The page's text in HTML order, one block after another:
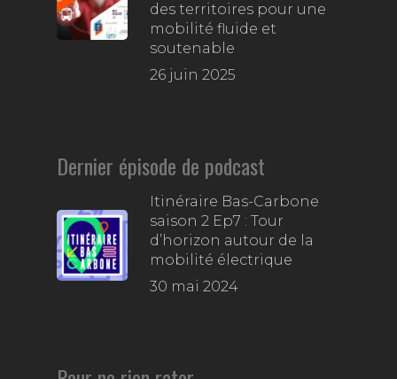
des territoires pour une
mobilité fluide et
soutenable
26 juin 2025
Dernier épisode de podcast
Itinéraire Bas-Carbone
saison 2 Ep7 : Tour
d’horizon autour de la
mobilité électrique
30 mai 2024